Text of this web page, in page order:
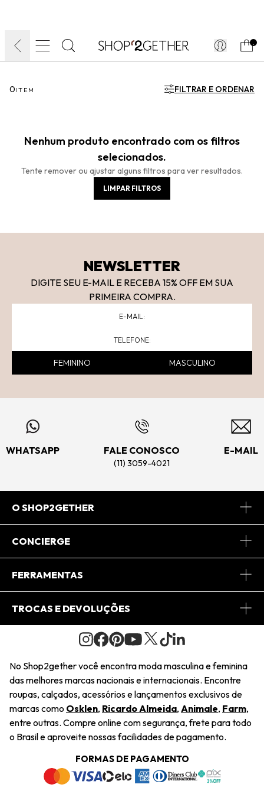
0ITEM FILTRAR E ORDENAR
Nenhum produto encontrado com os filtros
selecionados.
Tente remover ou ajustar alguns filtros para ver resultados.
LIMPAR FILTROS
NEWSLETTER
DIGITE SEU E-MAIL E RECEBA 15% OFF EM SUA
PRIMEIRA COMPRA.
FEMININO MASCULINO
WHATSAPP FALE CONOSCO
(11) 3059-4021
E-MAIL
O SHOP2GETHER
Sobre Nós
Journal
Saiu na Mídia
Sustentabilidade
Navegando
Termos e Condições
CONCIERGE
Central de Relacionamento
Regulamento e Promoções
FERRAMENTAS
Minha Conta
Pedido de Presente
Wishlist
TROCAS E DEVOLUÇÕES
Condições Gerais
Troca Fácil
Restituição de Pagamento
Dúvidas Frequentes
Termos e Condições
Política de Privacidade
No Shop2gether você encontra moda masculina e feminina
das melhores marcas nacionais e internacionais. Encontre
roupas, calçados, acessórios e lançamentos exclusivos de
marcas como Osklen, Ricardo Almeida, Animale, Farm,
entre outras. Compre online com segurança, frete para todo
o Brasil e aproveite nossas facilidades de pagamento.
FORMAS DE PAGAMENTO